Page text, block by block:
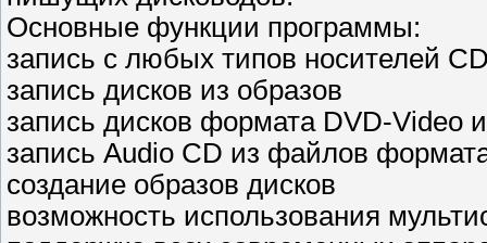
Основные функции программы:
запись с любых типов носителей
запись дисков из образов
запись дисков формата DVD-Video
запись Audio CD из файлов
создание образов дисков
возможность использования